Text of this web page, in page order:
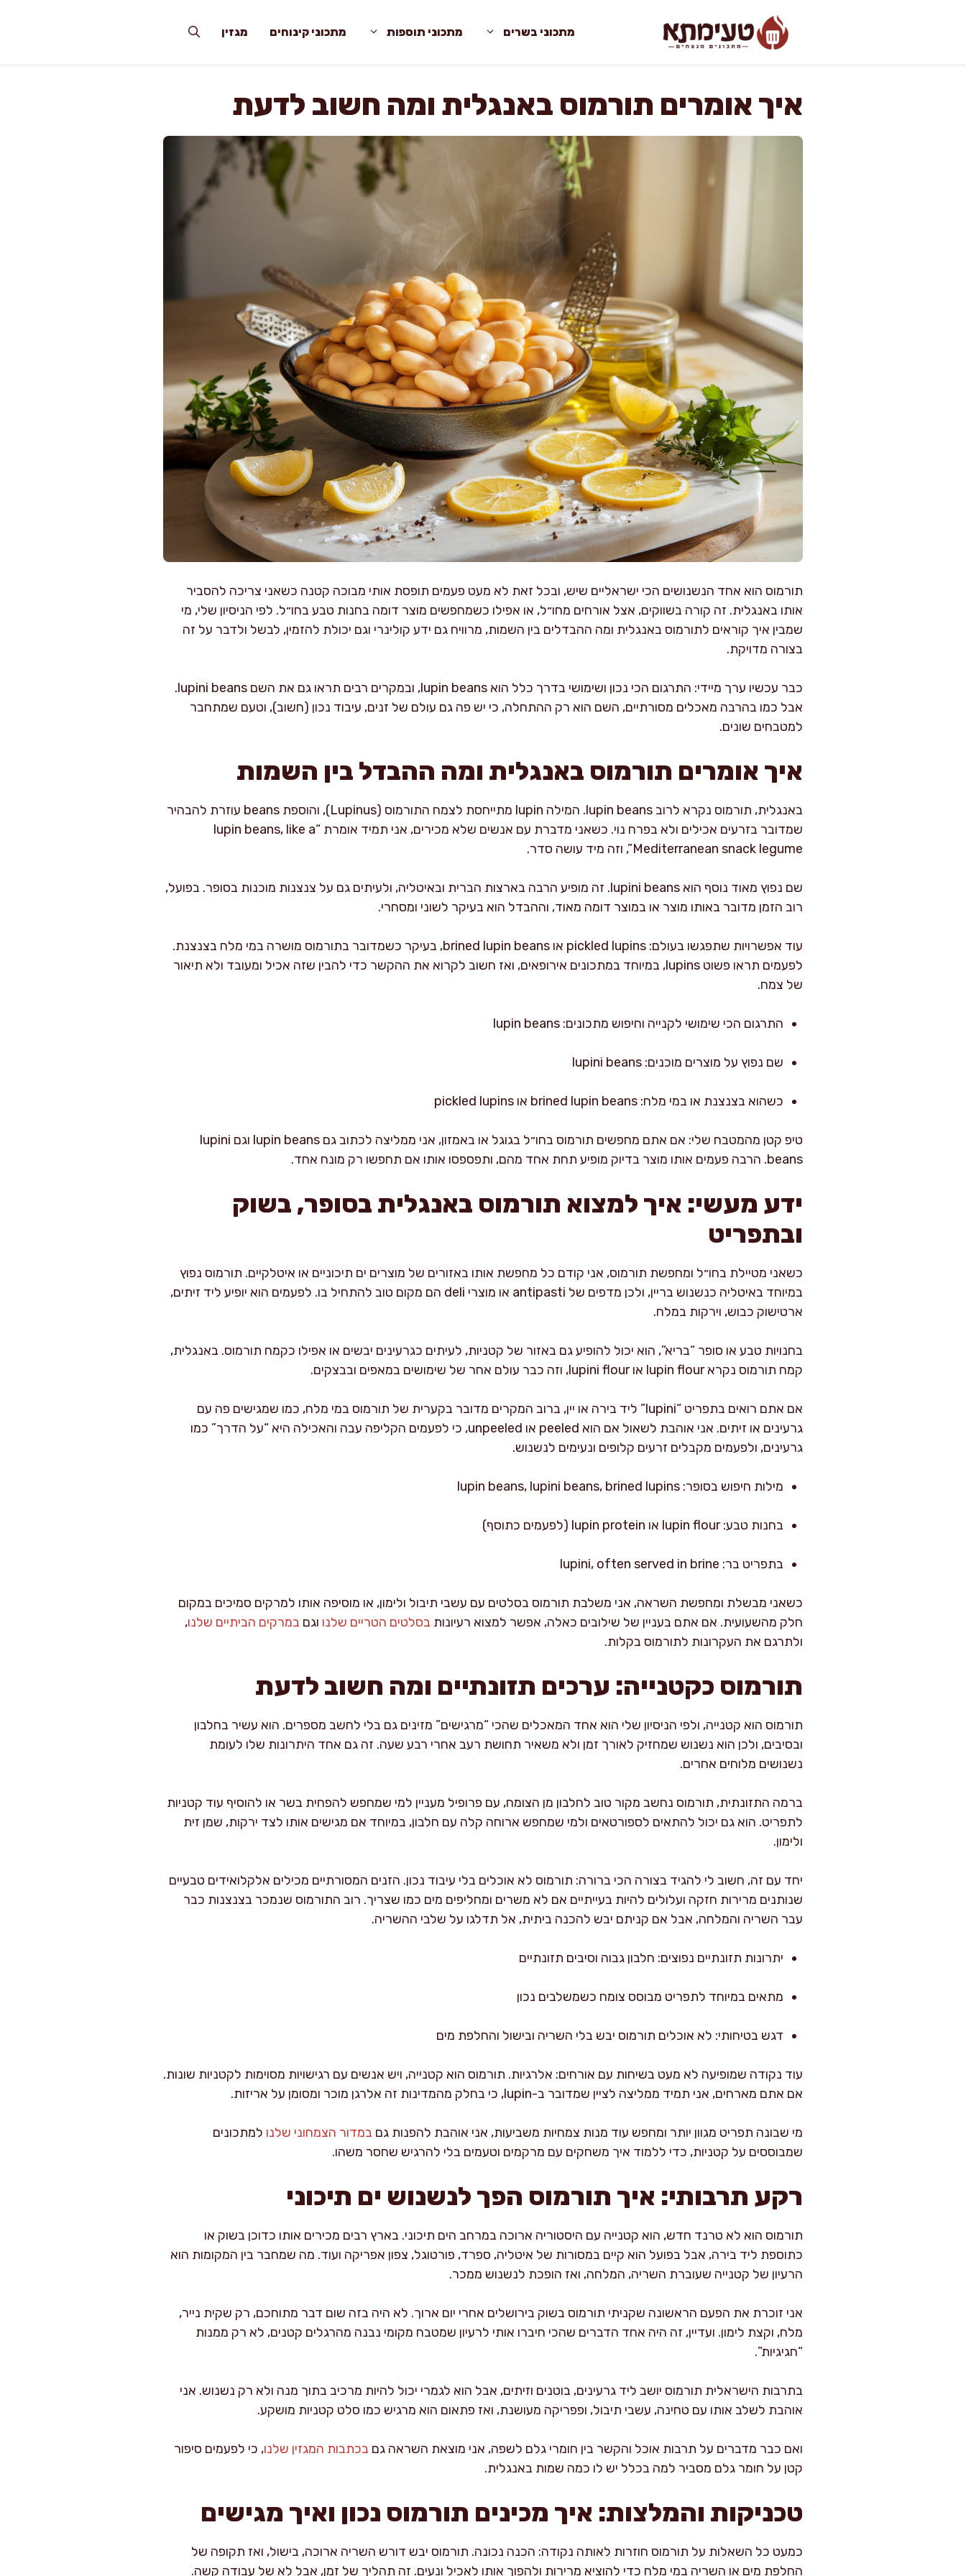
מתכוני בשרים מתכוני תוספות מתכוני קינוחים מגזין
איך אומרים תורמוס באנגלית ומה חשוב לדעת
תורמוס הוא אחד הנשנושים הכי ישראליים שיש, ובכל זאת לא מעט פעמים תופסת אותי מבוכה קטנה כשאני צריכה להסביר
אותו באנגלית. זה קורה בשווקים, אצל אורחים מחו״ל, או אפילו כשמחפשים מוצר דומה בחנות טבע בחו״ל. לפי הניסיון שלי, מי
שמבין איך קוראים לתורמוס באנגלית ומה ההבדלים בין השמות, מרוויח גם ידע קולינרי וגם יכולת להזמין, לבשל ולדבר על זה
בצורה מדויקת.
כבר עכשיו ערך מיידי: התרגום הכי נכון ושימושי בדרך כלל הוא lupin beans, ובמקרים רבים תראו גם את השם lupini beans.
אבל כמו בהרבה מאכלים מסורתיים, השם הוא רק ההתחלה, כי יש פה גם עולם של זנים, עיבוד נכון (חשוב), וטעם שמתחבר
למטבחים שונים.
איך אומרים תורמוס באנגלית ומה ההבדל בין השמות
באנגלית, תורמוס נקרא לרוב lupin beans. המילה lupin מתייחסת לצמח התורמוס (Lupinus), והוספת beans עוזרת להבהיר
שמדובר בזרעים אכילים ולא בפרח נוי. כשאני מדברת עם אנשים שלא מכירים, אני תמיד אומרת “lupin beans, like a
Mediterranean snack legume”, וזה מיד עושה סדר.
שם נפוץ מאוד נוסף הוא lupini beans. זה מופיע הרבה בארצות הברית ובאיטליה, ולעיתים גם על צנצנות מוכנות בסופר. בפועל,
רוב הזמן מדובר באותו מוצר או במוצר דומה מאוד, וההבדל הוא בעיקר לשוני ומסחרי.
עוד אפשרויות שתפגשו בעולם: pickled lupins או brined lupin beans, בעיקר כשמדובר בתורמוס מושרה במי מלח בצנצנת.
לפעמים תראו פשוט lupins, במיוחד במתכונים אירופאים, ואז חשוב לקרוא את ההקשר כדי להבין שזה אכיל ומעובד ולא תיאור
של צמח.
התרגום הכי שימושי לקנייה וחיפוש מתכונים: lupin beans
שם נפוץ על מוצרים מוכנים: lupini beans
כשהוא בצנצנת או במי מלח: brined lupin beans או pickled lupins
טיפ קטן מהמטבח שלי: אם אתם מחפשים תורמוס בחו״ל בגוגל או באמזון, אני ממליצה לכתוב גם lupin beans וגם lupini
beans. הרבה פעמים אותו מוצר בדיוק מופיע תחת אחד מהם, ותפספסו אותו אם תחפשו רק מונח אחד.
ידע מעשי: איך למצוא תורמוס באנגלית בסופר, בשוק
ובתפריט
כשאני מטיילת בחו״ל ומחפשת תורמוס, אני קודם כל מחפשת אותו באזורים של מוצרים ים תיכוניים או איטלקיים. תורמוס נפוץ
במיוחד באיטליה כנשנוש בריין, ולכן מדפים של antipasti או מוצרי deli הם מקום טוב להתחיל בו. לפעמים הוא יופיע ליד זיתים,
ארטישוק כבוש, וירקות במלח.
בחנויות טבע או סופר “בריא”, הוא יכול להופיע גם באזור של קטניות, לעיתים כגרעינים יבשים או אפילו כקמח תורמוס. באנגלית,
קמח תורמוס נקרא lupin flour או lupini flour, וזה כבר עולם אחר של שימושים במאפים ובבצקים.
אם אתם רואים בתפריט “lupini” ליד בירה או יין, ברוב המקרים מדובר בקערית של תורמוס במי מלח, כמו שמגישים פה עם
גרעינים או זיתים. אני אוהבת לשאול אם הוא peeled או unpeeled, כי לפעמים הקליפה עבה והאכילה היא “על הדרך” כמו
גרעינים, ולפעמים מקבלים זרעים קלופים ונעימים לנשנוש.
מילות חיפוש בסופר: lupin beans, lupini beans, brined lupins
בחנות טבע: lupin flour או lupin protein (לפעמים כתוסף)
בתפריט בר: lupini, often served in brine
כשאני מבשלת ומחפשת השראה, אני משלבת תורמוס בסלטים עם עשבי תיבול ולימון, או מוסיפה אותו למרקים סמיכים במקום
חלק מהשעועית. אם אתם בעניין של שילובים כאלה, אפשר למצוא רעיונות בסלטים הטריים שלנו וגם במרקים הביתיים שלנו,
ולתרגם את העקרונות לתורמוס בקלות.
תורמוס כקטנייה: ערכים תזונתיים ומה חשוב לדעת
תורמוס הוא קטנייה, ולפי הניסיון שלי הוא אחד המאכלים שהכי “מרגישים” מזינים גם בלי לחשב מספרים. הוא עשיר בחלבון
ובסיבים, ולכן הוא נשנוש שמחזיק לאורך זמן ולא משאיר תחושת רעב אחרי רבע שעה. זה גם אחד היתרונות שלו לעומת
נשנושים מלוחים אחרים.
ברמה התזונתית, תורמוס נחשב מקור טוב לחלבון מן הצומח, עם פרופיל מעניין למי שמחפש להפחית בשר או להוסיף עוד קטניות
לתפריט. הוא גם יכול להתאים לספורטאים ולמי שמחפש ארוחה קלה עם חלבון, במיוחד אם מגישים אותו לצד ירקות, שמן זית
ולימון.
יחד עם זה, חשוב לי להגיד בצורה הכי ברורה: תורמוס לא אוכלים בלי עיבוד נכון. הזנים המסורתיים מכילים אלקלואידים טבעיים
שנותנים מרירות חזקה ועלולים להיות בעייתיים אם לא משרים ומחליפים מים כמו שצריך. רוב התורמוס שנמכר בצנצנות כבר
עבר השריה והמלחה, אבל אם קניתם יבש להכנה ביתית, אל תדלגו על שלבי ההשריה.
יתרונות תזונתיים נפוצים: חלבון גבוה וסיבים תזונתיים
מתאים במיוחד לתפריט מבוסס צומח כשמשלבים נכון
דגש בטיחותי: לא אוכלים תורמוס יבש בלי השריה ובישול והחלפת מים
עוד נקודה שמופיעה לא מעט בשיחות עם אורחים: אלרגיות. תורמוס הוא קטנייה, ויש אנשים עם רגישויות מסוימות לקטניות שונות.
אם אתם מארחים, אני תמיד ממליצה לציין שמדובר ב-lupin, כי בחלק מהמדינות זה אלרגן מוכר ומסומן על אריזות.
מי שבונה תפריט מגוון יותר ומחפש עוד מנות צמחיות משביעות, אני אוהבת להפנות גם במדור הצמחוני שלנו למתכונים
שמבוססים על קטניות, כדי ללמוד איך משחקים עם מרקמים וטעמים בלי להרגיש שחסר משהו.
רקע תרבותי: איך תורמוס הפך לנשנוש ים תיכוני
תורמוס הוא לא טרנד חדש, הוא קטנייה עם היסטוריה ארוכה במרחב הים תיכוני. בארץ רבים מכירים אותו כדוכן בשוק או
כתוספת ליד בירה, אבל בפועל הוא קיים במסורות של איטליה, ספרד, פורטוגל, צפון אפריקה ועוד. מה שמחבר בין המקומות הוא
הרעיון של קטנייה שעוברת השריה, המלחה, ואז הופכת לנשנוש ממכר.
אני זוכרת את הפעם הראשונה שקניתי תורמוס בשוק בירושלים אחרי יום ארוך. לא היה בזה שום דבר מתוחכם, רק שקית נייר,
מלח, וקצת לימון. ועדיין, זה היה אחד הדברים שהכי חיברו אותי לרעיון שמטבח מקומי נבנה מהרגלים קטנים, לא רק ממנות
“חגיגיות”.
בתרבות הישראלית תורמוס יושב ליד גרעינים, בוטנים וזיתים, אבל הוא לגמרי יכול להיות מרכיב בתוך מנה ולא רק נשנוש. אני
אוהבת לשלב אותו עם טחינה, עשבי תיבול, ופפריקה מעושנת, ואז פתאום הוא מרגיש כמו סלט קטניות מושקע.
ואם כבר מדברים על תרבות אוכל והקשר בין חומרי גלם לשפה, אני מוצאת השראה גם בכתבות המגזין שלנו, כי לפעמים סיפור
קטן על חומר גלם מסביר למה בכלל יש לו כמה שמות באנגלית.
טכניקות והמלצות: איך מכינים תורמוס נכון ואיך מגישים
כמעט כל השאלות על תורמוס חוזרות לאותה נקודה: הכנה נכונה. תורמוס יבש דורש השריה ארוכה, בישול, ואז תקופה של
החלפת מים או השריה במי מלח כדי להוציא מרירות ולהפוך אותו לאכיל ונעים. זה תהליך של זמן, אבל לא של עבודה קשה.